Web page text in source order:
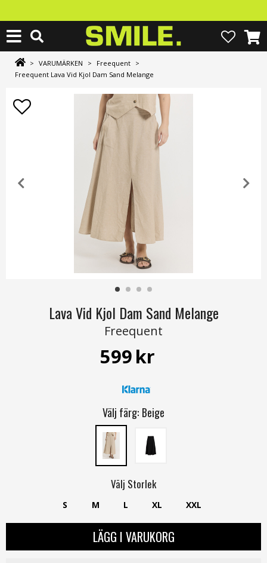
> VARUMÄRKEN > Freequent >
Freequent Lava Vid Kjol Dam Sand Melange
Lava Vid Kjol Dam Sand Melange
Freequent
599kr
Välj färg: Beige
Välj Storlek
S M L XL XXL
LÄGG I VARUKORG